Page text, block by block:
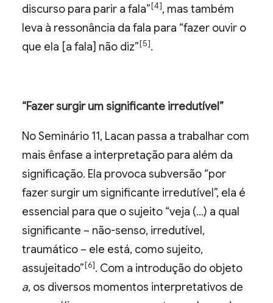
discurso para parir a fala”[4], mas também
leva à ressonância da fala para “fazer ouvir o
que ela [a fala] não diz”[5].
“Fazer surgir um significante irredutível”
No Seminário 11, Lacan passa a trabalhar com
mais ênfase a interpretação para além da
significação. Ela provoca subversão “por
fazer surgir um significante irredutível”, ela é
essencial para que o sujeito “veja (…) a qual
significante – não-senso, irredutível,
traumático – ele está, como sujeito,
assujeitado”[6]. Com a introdução do objeto
a, os diversos momentos interpretativos de